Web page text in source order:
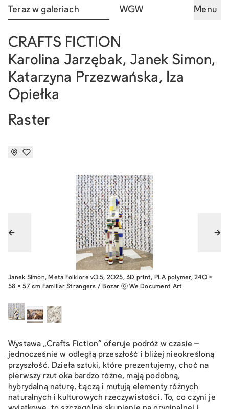
Teraz w galeriach WGW Menu
CRAFTS FICTION
Karolina Jarzębak, Janek Simon,
Katarzyna Przezwańska, Iza
Opiełka
Raster
Janek Simon, Meta Folklore v0.5, 2025, 3D print, PLA polymer, 240 ×
58 × 57 cm Familiar Strangers / Bozar ⓒ We Document Art
Wystawa „Crafts Fiction” oferuje podróż w czasie –
jednocześnie w odległą przeszłość i bliżej nieokreśloną
przyszłość. Dzieła sztuki, które prezentujemy, choć na
pierw­szy rzut oka bardzo różne, mają podobną,
hybrydalną naturę. Łączą i mutują elementy różnych
natural­nych i kul­turowych rzeczywistości. To, co czyni je